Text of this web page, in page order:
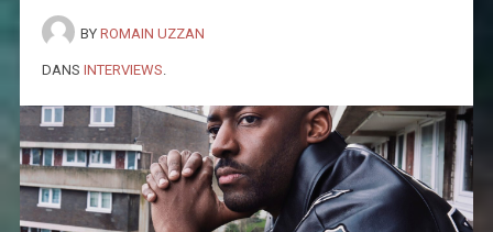
BY ROMAIN UZZAN
DANS INTERVIEWS